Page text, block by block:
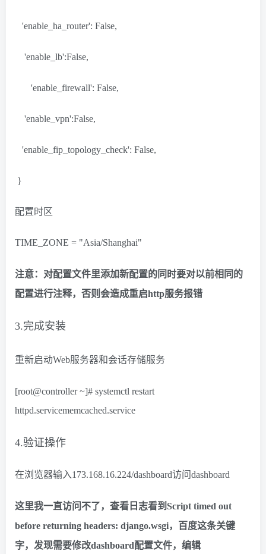
'enable_ha_router': False,
'enable_lb':False,
'enable_firewall': False,
'enable_vpn':False,
'enable_fip_topology_check': False,
}
配置时区
TIME_ZONE = "Asia/Shanghai"
注意：对配置文件里添加新配置的同时要对以前相同的
配置进行注释，否则会造成重启http服务报错
3.完成安装
重新启动Web服务器和会话存储服务
[root@controller ~]# systemctl restart
httpd.servicememcached.service
4.验证操作
在浏览器输入173.168.16.224/dashboard访问dashboard
这里我一直访问不了，查看日志看到Script timed out
before returning headers: django.wsgi，百度这条关键
字，发现需要修改dashboard配置文件，编辑